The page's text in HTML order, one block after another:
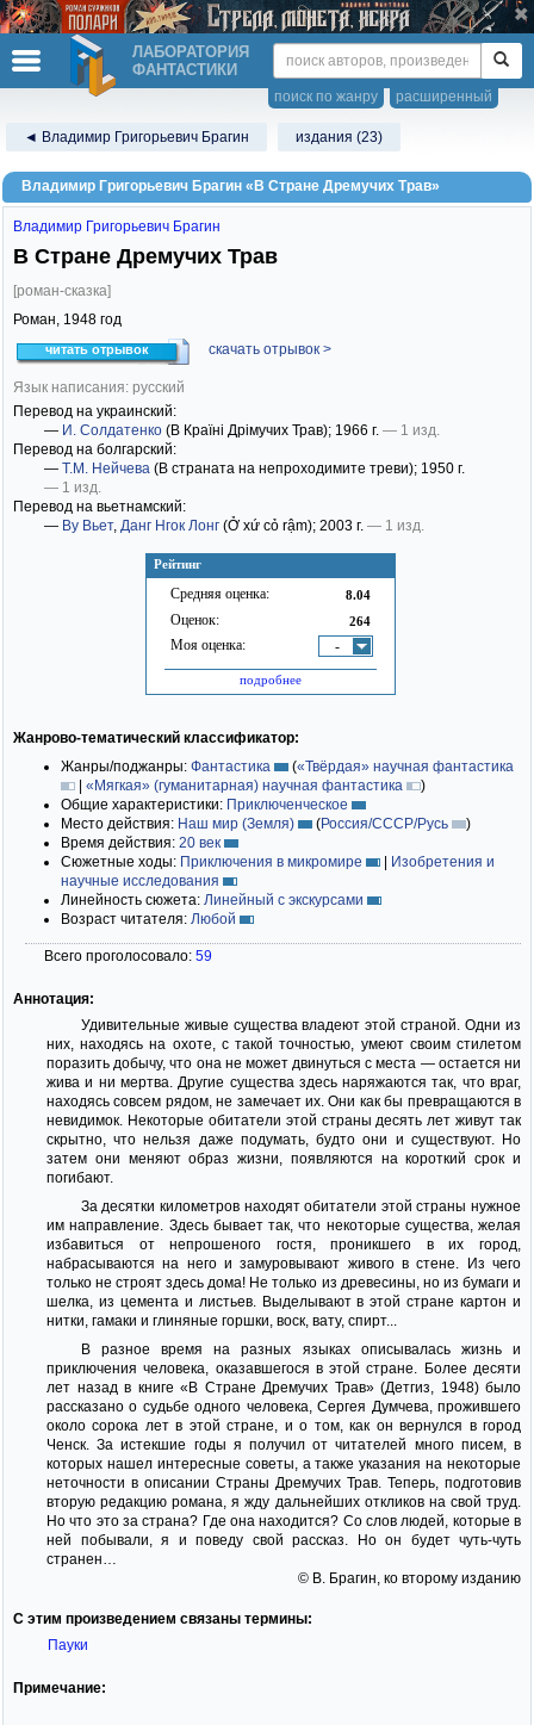
ЛАБОРАТОРИЯ
ФАНТАСТИКИ
расширенный
поиск по жанру
◄ Владимир Григорьевич Брагин издания (23)
Владимир Григорьевич Брагин «В Стране Дремучих Трав»
Рейтинг
Средняя оценка: 8.04
Оценок: 264
Моя оценка: -
подробнее
Владимир Григорьевич Брагин
В Стране Дремучих Трав
[роман-сказка]
Роман, 1948 год
читать отрывок скачать отрывок >
Язык написания: русский
Перевод на украинский:
— И. Солдатенко (В Країні Дрімучих Трав); 1966 г. — 1 изд.
Перевод на болгарский:
— Т.М. Нейчева (В страната на непроходимите треви); 1950 г.
— 1 изд.
Перевод на вьетнамский:
— Ву Вьет, Данг Нгок Лонг (Ở xứ cỏ rậm); 2003 г. — 1 изд.
Жанрово-тематический классификатор:
Жанры/поджанры: Фантастика («Твёрдая» научная фантастика
| «Мягкая» (гуманитарная) научная фантастика
)
Общие характеристики: Приключенческое
Место действия: Наш мир (Земля) (Россия/СССР/Русь
)
Время действия: 20 век
Сюжетные ходы: Приключения в микромире | Изобретения и
научные исследования
Линейность сюжета: Линейный с экскурсами
Возраст читателя: Любой
Всего проголосовало: 59
Аннотация:
Удивительные живые существа владеют этой страной. Одни из
них, находясь на охоте, с такой точностью, умеют своим стилетом
поразить добычу, что она не может двинуться с места — остается ни
жива и ни мертва. Другие существа здесь наряжаются так, что враг,
находясь совсем рядом, не замечает их. Они как бы превращаются в
невидимок. Некоторые обитатели этой страны десять лет живут так
скрытно, что нельзя даже подумать, будто они и существуют. Но
затем они меняют образ жизни, появляются на короткий срок и
погибают.
За десятки километров находят обитатели этой страны нужное
им направление. Здесь бывает так, что некоторые существа, желая
избавиться от непрошеного гостя, проникшего в их город,
набрасываются на него и замуровывают живого в стене. Из чего
только не строят здесь дома! Не только из древесины, но из бумаги и
шелка, из цемента и листьев. Выделывают в этой стране картон и
нитки, гамаки и глиняные горшки, воск, вату, спирт...
В разное время на разных языках описывалась жизнь и
приключения человека, оказавшегося в этой стране. Более десяти
лет назад в книге «В Стране Дремучих Трав» (Детгиз, 1948) было
рассказано о судьбе одного человека, Сергея Думчева, прожившего
около сорока лет в этой стране, и о том, как он вернулся в город
Ченск. За истекшие годы я получил от читателей много писем, в
которых нашел интересные советы, а также указания на некоторые
неточности в описании Страны Дремучих Трав. Теперь, подготовив
вторую редакцию романа, я жду дальнейших откликов на свой труд.
Но что это за страна? Где она находится? Со слов людей, которые в
ней побывали, я и поведу свой рассказ. Но он будет чуть-чуть
странен…
© В. Брагин, ко второму изданию
С этим произведением связаны термины:
Пауки
Примечание: